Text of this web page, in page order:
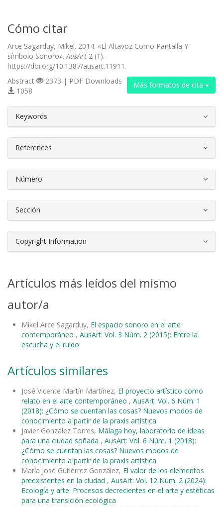
Cómo citar
Arce Sagarduy, Mikel. 2014. «El Altavoz Como Pantalla Y
símbolo Sonoro». AusArt 2 (1).
https://doi.org/10.1387/ausart.11911.
Más formatos de cita
Abstract
2373 | PDF Downloads
1058
Keywords
References
Número
Sección
Copyright Information
Artículos más leídos del mismo
autor/a
Mikel Arce Sagarduy, El espacio sonoro en el arte
contemporáneo , AusArt: Vol. 3 Núm. 2 (2015): Entre la
escucha y el ruido
Artículos similares
José Vicente Martín Martínez, El proyecto artístico como
relato en el arte contemporáneo , AusArt: Vol. 6 Núm. 1
(2018): ¿Cómo se cuentan las cosas? Nuevos modos de
conocimiento a partir de la praxis artística
Javier González Torres, Málaga hoy, laboratorio de ideas
para una ciudad soñada , AusArt: Vol. 6 Núm. 1 (2018):
¿Cómo se cuentan las cosas? Nuevos modos de
conocimiento a partir de la praxis artística
María José Gutiérrez González, El valor de los elementos
preexistentes en la ciudad , AusArt: Vol. 12 Núm. 2 (2024):
Ecología y arte: Procesos decrecientes en el arte y estéticas
para una transición ecológica